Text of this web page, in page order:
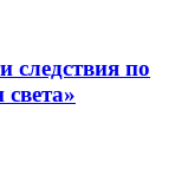
следствия по